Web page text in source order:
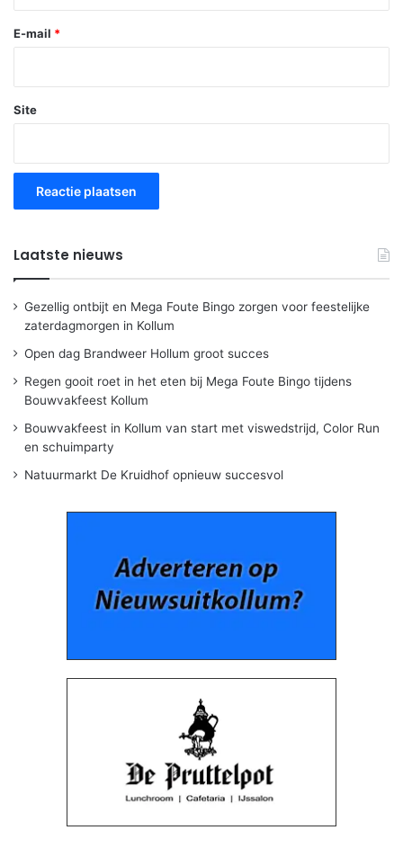
E-mail *
Site
Laatste nieuws
Gezellig ontbijt en Mega Foute Bingo zorgen voor feestelijke
zaterdagmorgen in Kollum
Open dag Brandweer Hollum groot succes
Regen gooit roet in het eten bij Mega Foute Bingo tijdens
Bouwvakfeest Kollum
Bouwvakfeest in Kollum van start met viswedstrijd, Color Run
en schuimparty
Natuurmarkt De Kruidhof opnieuw succesvol